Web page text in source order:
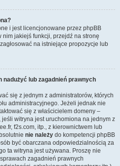
i jest licencjonowane przez phpBB
nim jakiejś funkcji, przejdź na stronę
na istniejące propozycje lub
lub zagadnień prawnych
się z jednym z administratorów, których
administracyjnego. Jeżeli jednak nie
się z właścicielem domeny –
witryna jest uruchomiona na jednym z
f2s.com, itp., z kierownictwem lub
nie należy do kompetencji phpBB
być obarczana odpowiedzialnością za
ta witryna jest używana. Proszę nie
zagadnień prawnych